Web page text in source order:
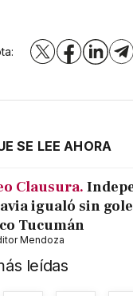
X Facebook
SE LEE AHORA
Clausura.
igualó sin
Tucumán
Mendoza
leídas